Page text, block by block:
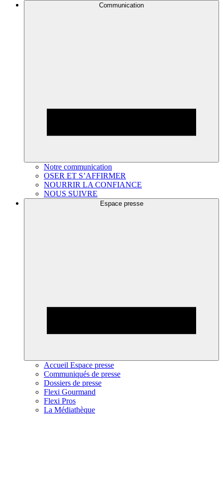
Communication
Notre communication
OSER ET S’AFFIRMER
NOURRIR LA CONFIANCE
NOUS SUIVRE
Espace presse
Accueil Espace presse
Communiqués de presse
Dossiers de presse
Flexi Gourmand
Flexi Pros
La Médiathèque